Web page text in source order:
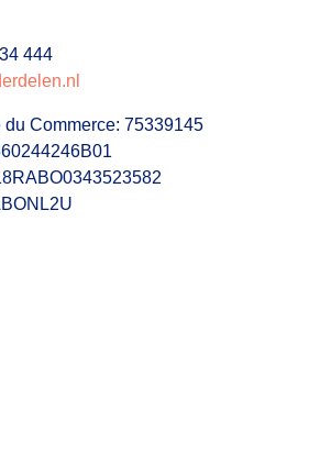
444
du Commerce: 75339145